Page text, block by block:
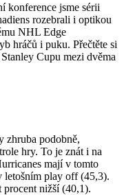
konference jsme sérii
rozebrali i optikou
NHL Edge
hráčů i puku. Přečtěte si
Cupu mezi dvěma
zhruba podobně,
hry. To je znát i na
mají v tomto
letošním play off (45,3).
nižší (40,1).